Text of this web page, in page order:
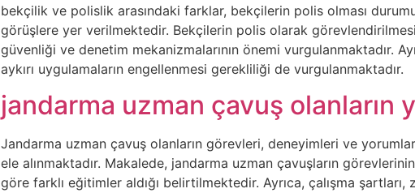
bekçilik ve polislik arasındaki farklar, bekçilerin polis olması
görüşlere yer verilmektedir. Bekçilerin polis olarak
güvenliği ve denetim mekanizmalarının önemi vurgulanmaktadır.
aykırı uygulamaların engellenmesi gerekliliği de vurgulanmaktadır.
jandarma uzman çavuş olanların
Jandarma uzman çavuş olanların görevleri, deneyimleri ve
ele alınmaktadır. Makalede, jandarma uzman çavuşların
göre farklı eğitimler aldığı belirtilmektedir. Ayrıca, çalışma